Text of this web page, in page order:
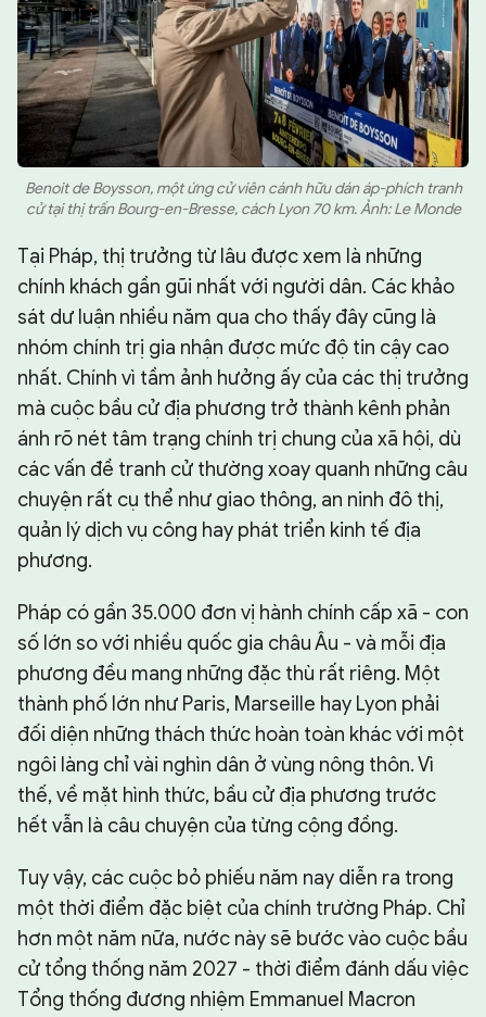
Benoit de Boysson, một ứng cử viên cánh hữu dán áp-phích tranh
cử tại thị trấn Bourg-en-Bresse, cách Lyon 70 km. Ảnh: Le Monde
Tại Pháp, thị trưởng từ lâu được xem là những
chính khách gần gũi nhất với người dân. Các khảo
sát dư luận nhiều năm qua cho thấy đây cũng là
nhóm chính trị gia nhận được mức độ tin cậy cao
nhất. Chính vì tầm ảnh hưởng ấy của các thị trưởng
mà cuộc bầu cử địa phương trở thành kênh phản
ánh rõ nét tâm trạng chính trị chung của xã hội, dù
các vấn đề tranh cử thường xoay quanh những câu
chuyện rất cụ thể như giao thông, an ninh đô thị,
quản lý dịch vụ công hay phát triển kinh tế địa
phương.
Pháp có gần 35.000 đơn vị hành chính cấp xã - con
số lớn so với nhiều quốc gia châu Âu - và mỗi địa
phương đều mang những đặc thù rất riêng. Một
thành phố lớn như Paris, Marseille hay Lyon phải
đối diện những thách thức hoàn toàn khác với một
ngôi làng chỉ vài nghìn dân ở vùng nông thôn. Vì
thế, về mặt hình thức, bầu cử địa phương trước
hết vẫn là câu chuyện của từng cộng đồng.
Tuy vậy, các cuộc bỏ phiếu năm nay diễn ra trong
một thời điểm đặc biệt của chính trường Pháp. Chỉ
hơn một năm nữa, nước này sẽ bước vào cuộc bầu
cử tổng thống năm 2027 - thời điểm đánh dấu việc
Tổng thống đương nhiệm Emmanuel Macron